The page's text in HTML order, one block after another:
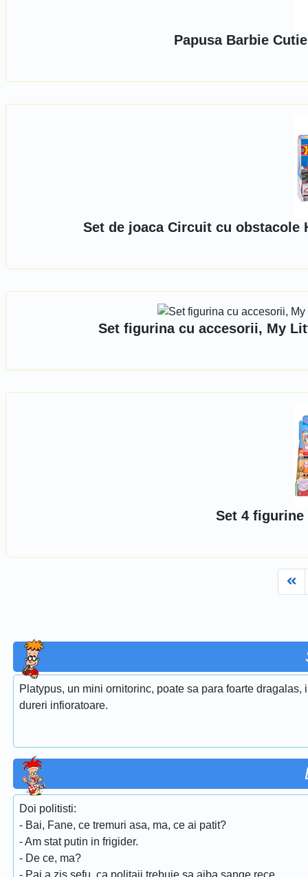
Papusa Barbie
Set de joaca Circuit cu obstacole
Set figurina cu accesorii, My
Set 4 figurine
Platypus, un mini ornitorinc, poate sa para foarte
dureri infioratoare.
Doi politisti:
- Bai, Fane, ce tremuri asa, ma, ce ai patit?
- Am stat putin in frigider.
- De ce, ma?
- Pai a zis sefu, ca politaii trebuie sa aiba sange rece...